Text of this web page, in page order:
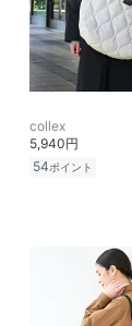
collex
5,940円
54ポイント